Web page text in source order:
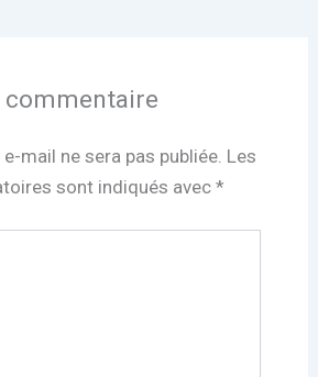
commentaire
mail ne sera pas publiée. Les
sont indiqués avec *